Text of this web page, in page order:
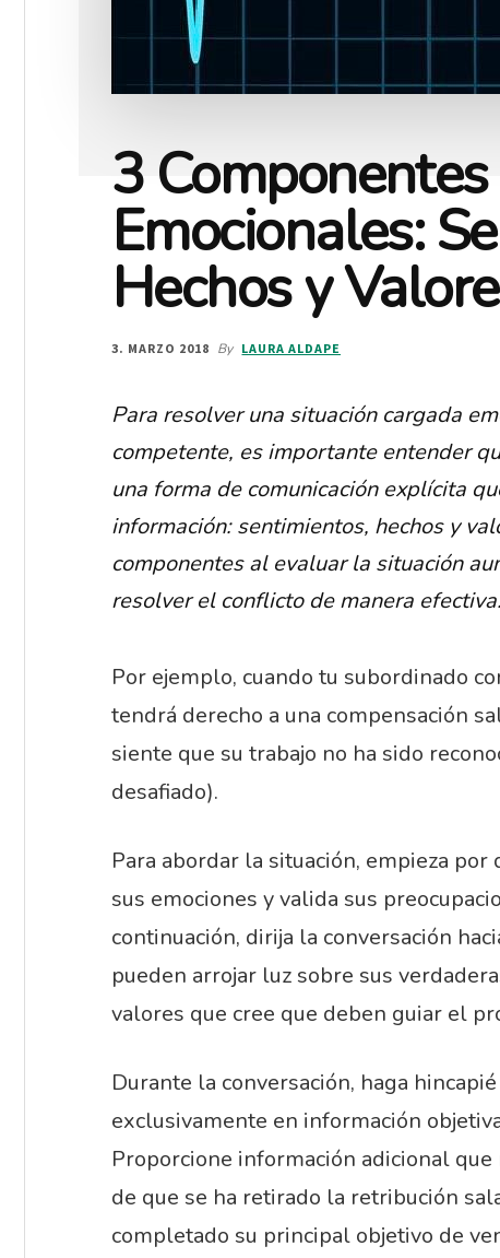
3
Emocionales:
Hechos y
3. MARZO 2018 By LAURA ALDAPE
Para resolver una situación cargada
competente, es importante entender
una forma de comunicación explícita
información: sentimientos, hechos y
componentes al evaluar la situación
resolver el conflicto de manera efectiva.
Por ejemplo, cuando tu subordinado
tendrá derecho a una compensación
siente que su trabajo no ha sido
desafiado).
Para abordar la situación, empieza
sus emociones y valida sus
continuación, dirija la conversación
pueden arrojar luz sobre sus
valores que cree que deben guiar el
Durante la conversación, haga
exclusivamente en información
Proporcione información adicional
de que se ha retirado la retribución
completado su principal objetivo de